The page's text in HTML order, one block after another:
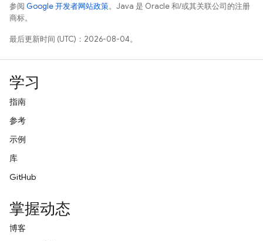
参阅 Google 开发者网站政策。Java 是 Oracle 和/或其关联公司的注册
商标。
最后更新时间 (UTC)：2026-08-04。
学习
指南
参考
示例
库
GitHub
掌握动态
博客